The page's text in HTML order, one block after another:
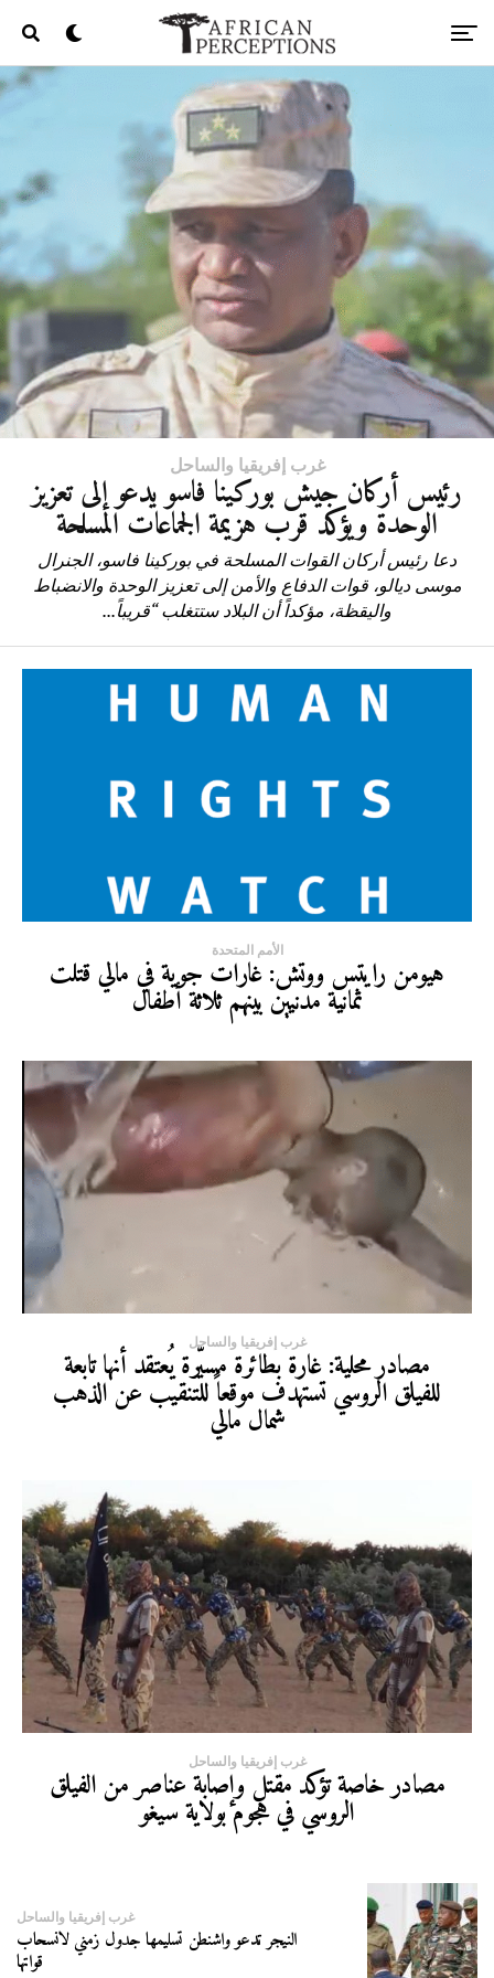
غرب إفريقيا والساحل
رئيس أركان جيش بوركينا فاسو يدعو إلى تعزيز
الوحدة ويؤكد قرب هزيمة الجماعات المسلحة
دعا رئيس أركان القوات المسلحة في بوركينا فاسو، الجنرال
موسى ديالو، قوات الدفاع والأمن إلى تعزيز الوحدة والانضباط
واليقظة، مؤكداً أن البلاد ستتغلب “قريباً...
الأمم المتحدة
هيومن رايتس ووتش: غارات جوية في مالي قتلت
ثمانية مدنيين بينهم ثلاثة أطفال
غرب إفريقيا والساحل
مصادر محلية: غارة بطائرة مسيّرة يُعتقد أنها تابعة
للفيلق الروسي تستهدف موقعاً للتنقيب عن الذهب
شمال مالي
غرب إفريقيا والساحل
مصادر خاصة تؤكد مقتل وإصابة عناصر من الفيلق
الروسي في هجوم بولاية سيغو
غرب إفريقيا والساحل
النيجر تدعو واشنطن تسليمها جدول زمني لانسحاب
قواتها